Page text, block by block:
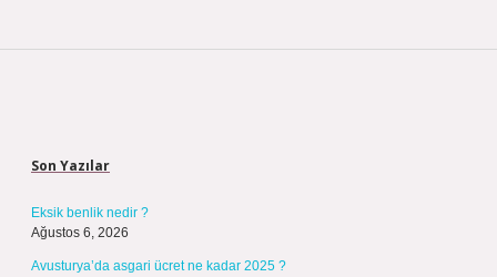
Son Yazılar
Eksik benlik nedir ?
Ağustos 6, 2026
Avusturya’da asgari ücret ne kadar 2025 ?